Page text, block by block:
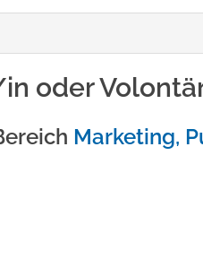
oder
Marketing,